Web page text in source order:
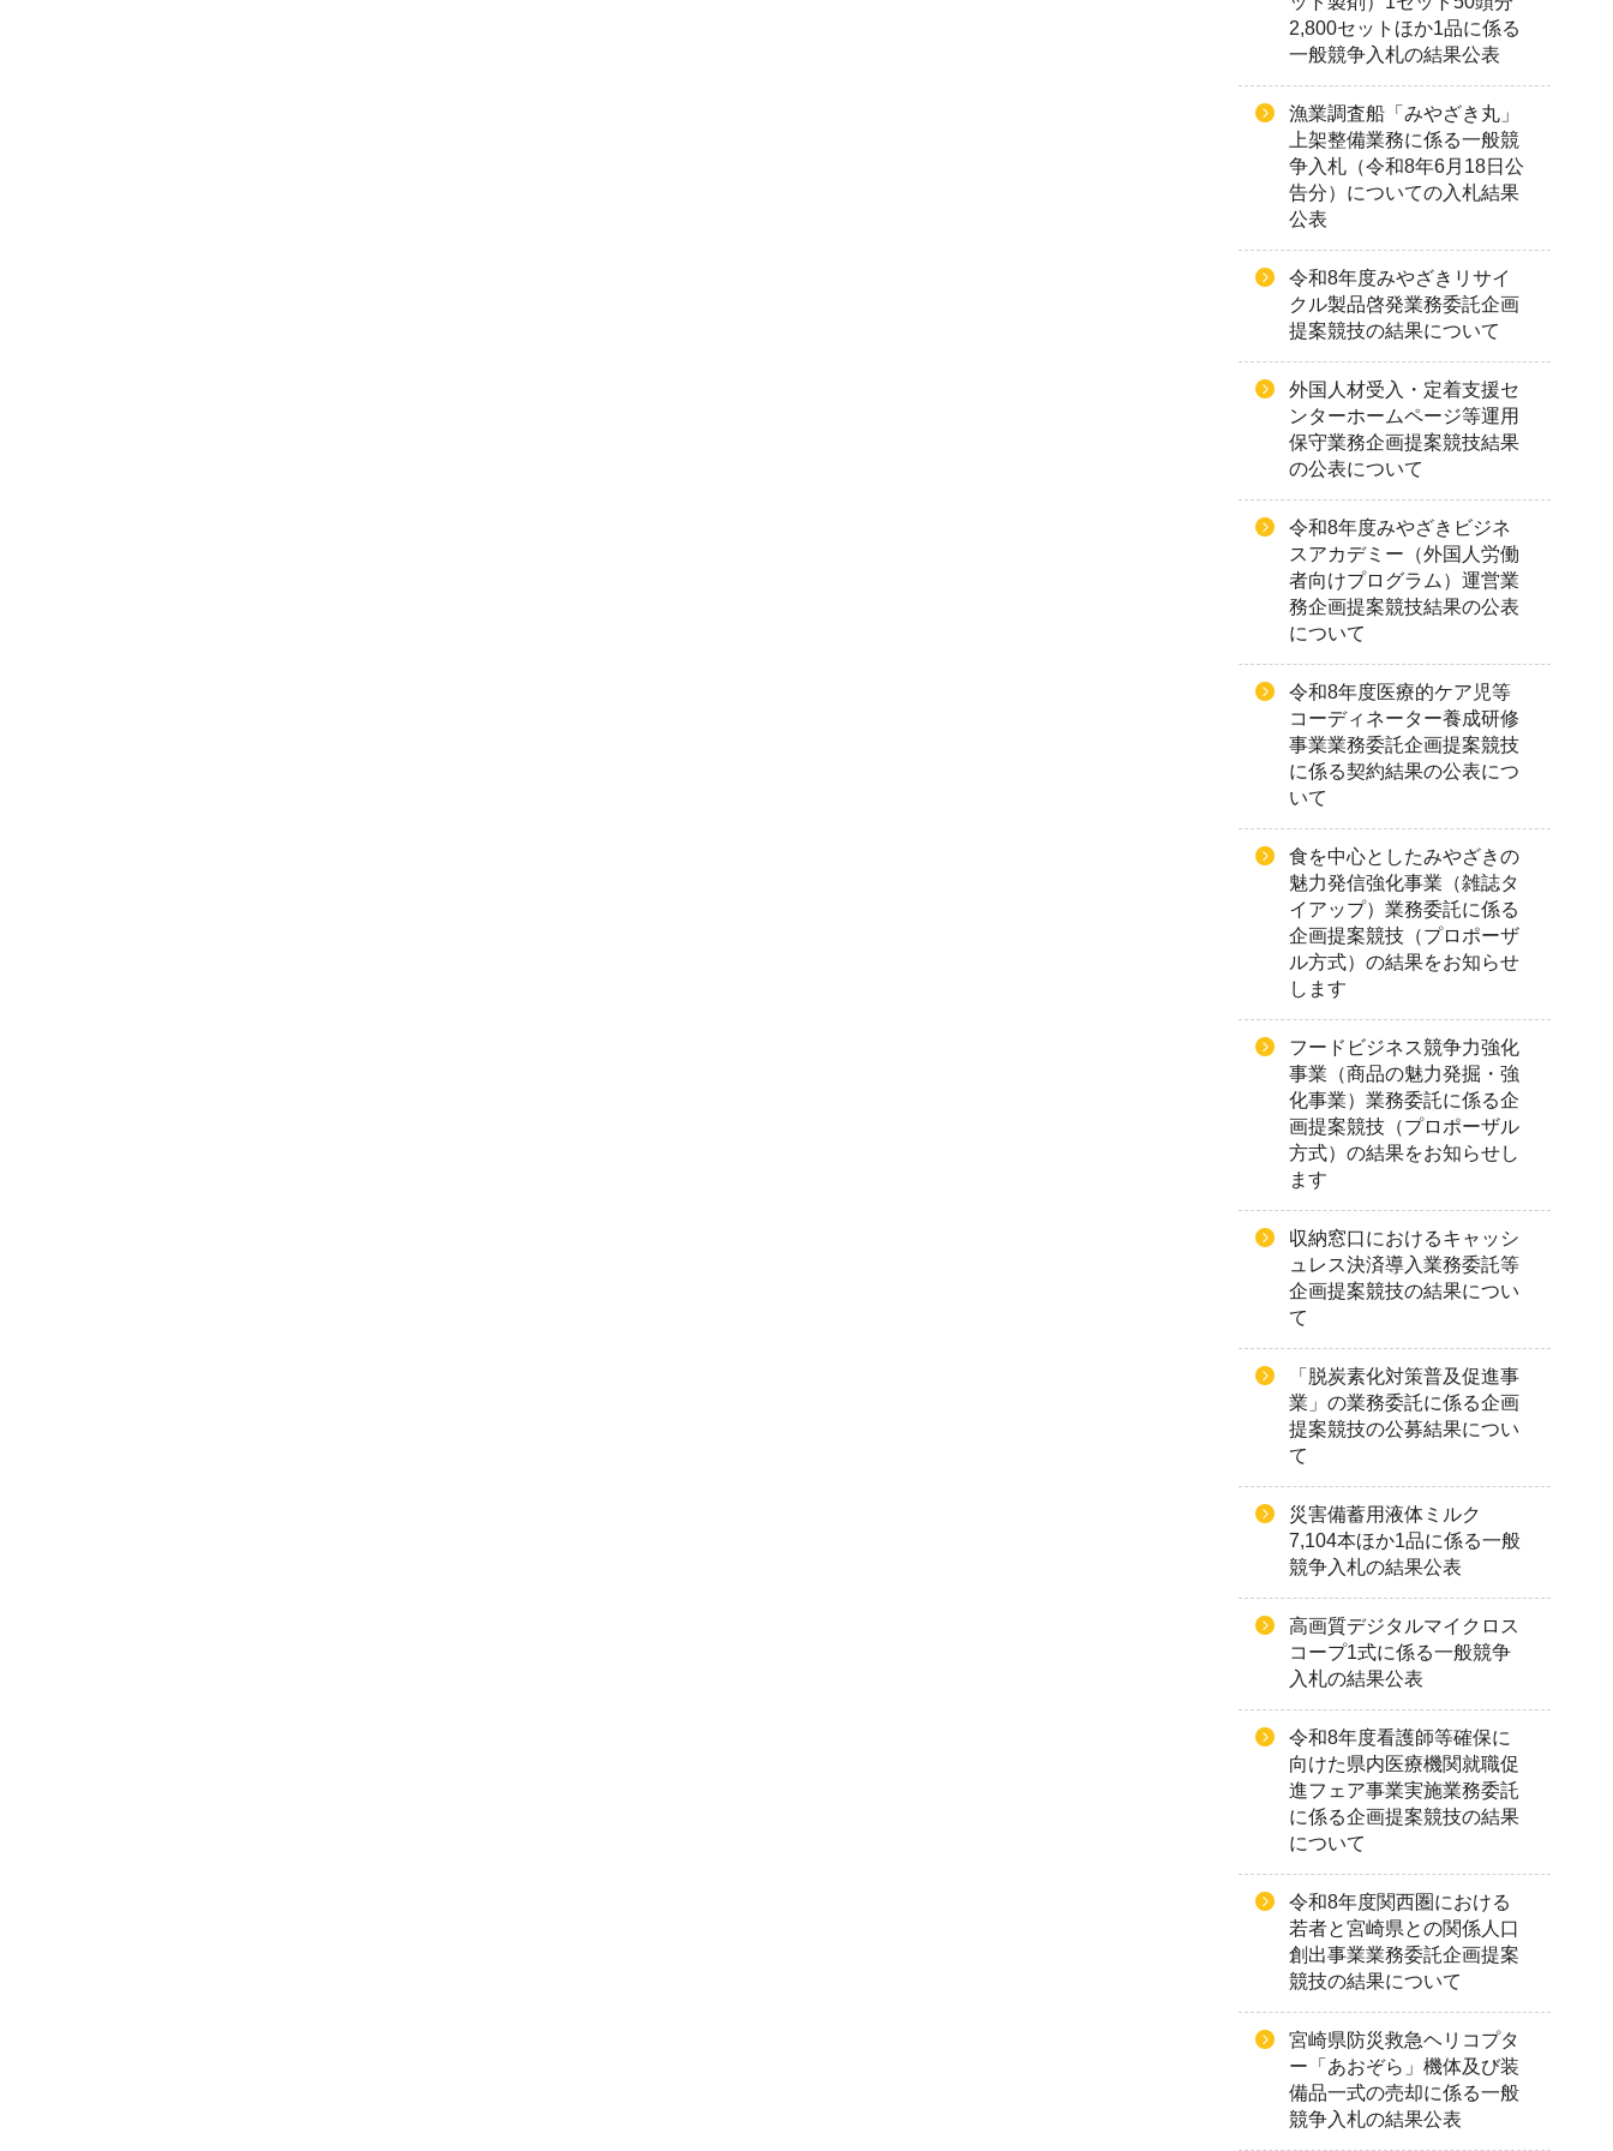
2,800セットほか1品に係る
一般競争入札の結果公表
漁業調査船「みやざき丸」
上架整備業務に係る一般競
争入札（令和8年6月18日公
告分）についての入札結果
公表
令和8年度みやざきリサイ
クル製品啓発業務委託企画
提案競技の結果について
外国人材受入・定着支援セ
ンターホームページ等運用
保守業務企画提案競技結果
の公表について
令和8年度みやざきビジネ
スアカデミー（外国人労働
者向けプログラム）運営業
務企画提案競技結果の公表
について
令和8年度医療的ケア児等
コーディネーター養成研修
事業業務委託企画提案競技
に係る契約結果の公表につ
いて
食を中心としたみやざきの
魅力発信強化事業（雑誌タ
イアップ）業務委託に係る
企画提案競技（プロポーザ
ル方式）の結果をお知らせ
します
フードビジネス競争力強化
事業（商品の魅力発掘・強
化事業）業務委託に係る企
画提案競技（プロポーザル
方式）の結果をお知らせし
ます
収納窓口におけるキャッシ
ュレス決済導入業務委託等
企画提案競技の結果につい
て
「脱炭素化対策普及促進事
業」の業務委託に係る企画
提案競技の公募結果につい
て
災害備蓄用液体ミルク
7,104本ほか1品に係る一般
競争入札の結果公表
高画質デジタルマイクロス
コープ1式に係る一般競争
入札の結果公表
令和8年度看護師等確保に
向けた県内医療機関就職促
進フェア事業実施業務委託
に係る企画提案競技の結果
について
令和8年度関西圏における
若者と宮崎県との関係人口
創出事業業務委託企画提案
競技の結果について
宮崎県防災救急ヘリコプタ
ー「あおぞら」機体及び装
備品一式の売却に係る一般
競争入札の結果公表